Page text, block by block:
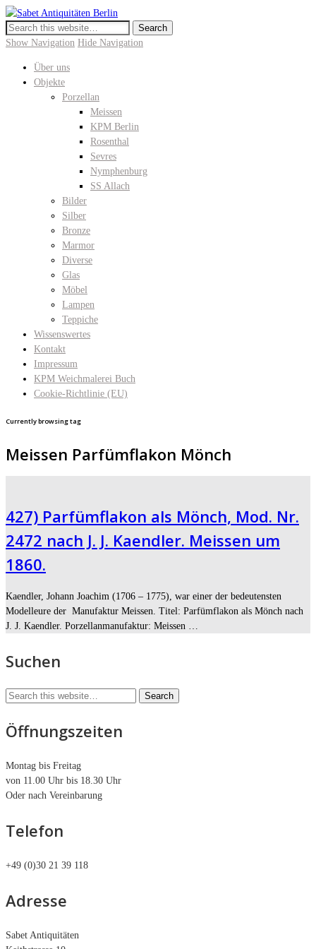
Meissen, KPM Porzellan, Perser- und Chinateppiche I Hochwertige
Antiquitäten in der Keitstrasse 10
Show Navigation Hide Navigation
Über uns
Objekte
Porzellan
Meissen
KPM Berlin
Rosenthal
Sevres
Nymphenburg
SS Allach
Bilder
Silber
Bronze
Marmor
Diverse
Glas
Möbel
Lampen
Teppiche
Wissenswertes
Kontakt
Impressum
KPM Weichmalerei Buch
Cookie-Richtlinie (EU)
Currently browsing tag
Meissen Parfümflakon Mönch
427) Parfümflakon als Mönch, Mod. Nr.
2472 nach J. J. Kaendler. Meissen um
1860.
Kaendler, Johann Joachim (1706 – 1775), war einer der bedeutensten
Modelleure der Manufaktur Meissen. Titel: Parfümflakon als Mönch nach
J. J. Kaendler. Porzellanmanufaktur: Meissen …
Suchen
Öffnungszeiten
Montag bis Freitag
von 11.00 Uhr bis 18.30 Uhr
Oder nach Vereinbarung
Telefon
+49 (0)30 21 39 118
Adresse
Sabet Antiquitäten